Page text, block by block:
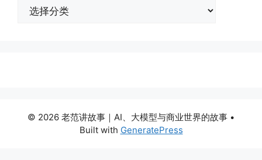
© 2026 老范讲故事｜AI、大模型与商业世界的故事 •
Built with GeneratePress